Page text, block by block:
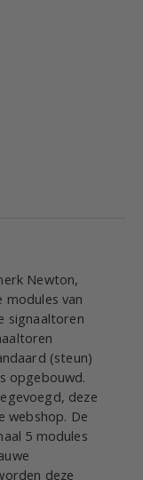
Newton,
modules van
signaaltoren
(steun)
opgebouwd.
deze
webshop. De
5 modules
deze